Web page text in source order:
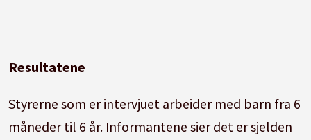
Resultatene
Styrerne som er intervjuet arbeider med barn fra 6
måneder til 6 år. Informantene sier det er sjelden